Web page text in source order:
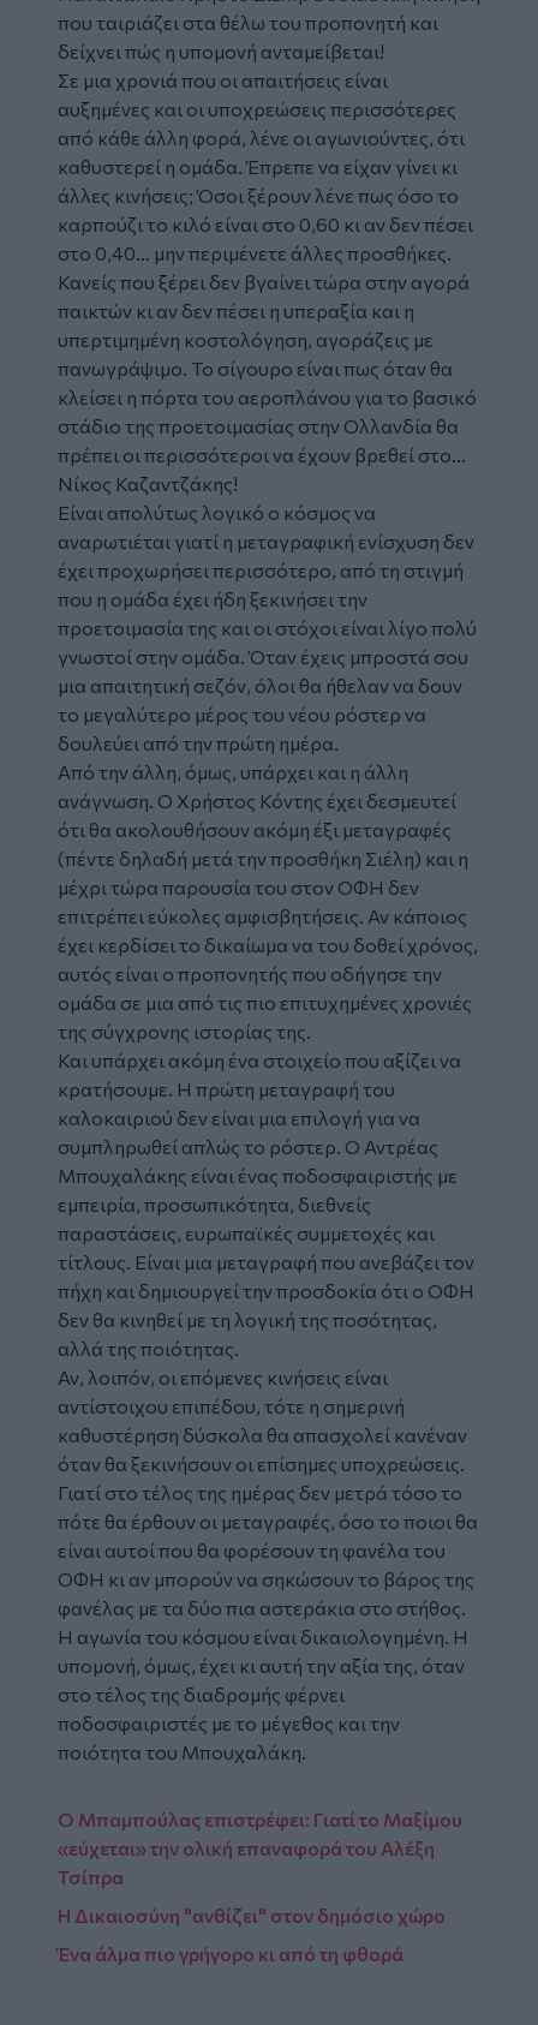
που ταιριάζει στα θέλω του προπονητή και
δείχνει πώς η υπομονή ανταμείβεται!
Σε μια χρονιά που οι απαιτήσεις είναι
αυξημένες και οι υποχρεώσεις περισσότερες
από κάθε άλλη φορά, λένε οι αγωνιούντες, ότι
καθυστερεί η ομάδα. Έπρεπε να είχαν γίνει κι
άλλες κινήσεις; Όσοι ξέρουν λένε πως όσο το
καρπούζι το κιλό είναι στο 0,60 κι αν δεν πέσει
στο 0,40… μην περιμένετε άλλες προσθήκες.
Κανείς που ξέρει δεν βγαίνει τώρα στην αγορά
παικτών κι αν δεν πέσει η υπεραξία και η
υπερτιμημένη κοστολόγηση, αγοράζεις με
πανωγράψιμο. Το σίγουρο είναι πως όταν θα
κλείσει η πόρτα του αεροπλάνου για το βασικό
στάδιο της προετοιμασίας στην Ολλανδία θα
πρέπει οι περισσότεροι να έχουν βρεθεί στο…
Νίκος Καζαντζάκης!
Είναι απολύτως λογικό ο κόσμος να
αναρωτιέται γιατί η μεταγραφική ενίσχυση δεν
έχει προχωρήσει περισσότερο, από τη στιγμή
που η ομάδα έχει ήδη ξεκινήσει την
προετοιμασία της και οι στόχοι είναι λίγο πολύ
γνωστοί στην ομάδα. Όταν έχεις μπροστά σου
μια απαιτητική σεζόν, όλοι θα ήθελαν να δουν
το μεγαλύτερο μέρος του νέου ρόστερ να
δουλεύει από την πρώτη ημέρα.
Από την άλλη, όμως, υπάρχει και η άλλη
ανάγνωση. Ο Χρήστος Κόντης έχει δεσμευτεί
ότι θα ακολουθήσουν ακόμη έξι μεταγραφές
(πέντε δηλαδή μετά την προσθήκη Σιέλη) και η
μέχρι τώρα παρουσία του στον ΟΦΗ δεν
επιτρέπει εύκολες αμφισβητήσεις. Αν κάποιος
έχει κερδίσει το δικαίωμα να του δοθεί χρόνος,
αυτός είναι ο προπονητής που οδήγησε την
ομάδα σε μια από τις πιο επιτυχημένες χρονιές
της σύγχρονης ιστορίας της.
Και υπάρχει ακόμη ένα στοιχείο που αξίζει να
κρατήσουμε. Η πρώτη μεταγραφή του
καλοκαιριού δεν είναι μια επιλογή για να
συμπληρωθεί απλώς το ρόστερ. Ο Αντρέας
Μπουχαλάκης είναι ένας ποδοσφαιριστής με
εμπειρία, προσωπικότητα, διεθνείς
παραστάσεις, ευρωπαϊκές συμμετοχές και
τίτλους. Είναι μια μεταγραφή που ανεβάζει τον
πήχη και δημιουργεί την προσδοκία ότι ο ΟΦΗ
δεν θα κινηθεί με τη λογική της ποσότητας,
αλλά της ποιότητας.
Αν, λοιπόν, οι επόμενες κινήσεις είναι
αντίστοιχου επιπέδου, τότε η σημερινή
καθυστέρηση δύσκολα θα απασχολεί κανέναν
όταν θα ξεκινήσουν οι επίσημες υποχρεώσεις.
Γιατί στο τέλος της ημέρας δεν μετρά τόσο το
πότε θα έρθουν οι μεταγραφές, όσο το ποιοι θα
είναι αυτοί που θα φορέσουν τη φανέλα του
ΟΦΗ κι αν μπορούν να σηκώσουν το βάρος της
φανέλας με τα δύο πια αστεράκια στο στήθος.
Η αγωνία του κόσμου είναι δικαιολογημένη. Η
υπομονή, όμως, έχει κι αυτή την αξία της, όταν
στο τέλος της διαδρομής φέρνει
ποδοσφαιριστές με το μέγεθος και την
ποιότητα του Μπουχαλάκη.
Ο Μπαμπούλας επιστρέφει: Γιατί το Μαξίμου
«εύχεται» την ολική επαναφορά του Αλέξη
Τσίπρα
Η Δικαιοσύνη "ανθίζει" στον δημόσιο χώρο
Ένα άλμα πιο γρήγορο κι από τη φθορά